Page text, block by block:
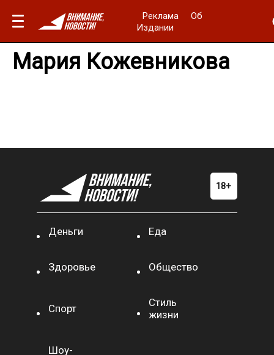
Реклама
Об
Издании
Мария Кожевникова
Деньги Еда
Здоровье Общество
Спорт
Стиль
жизни
Шоу-